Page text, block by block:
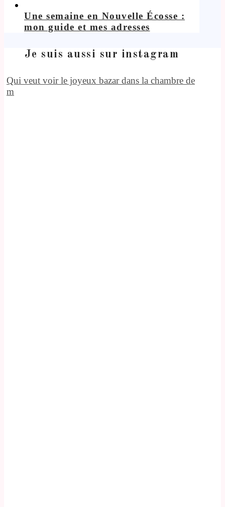
Une semaine en Nouvelle Écosse :
mon guide et mes adresses
Je suis aussi sur instagram
Qui veut voir le joyeux bazar dans la chambre de
m